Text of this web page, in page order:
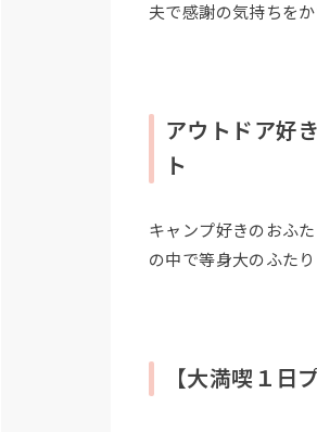
夫で感謝の気持ちをか
アウトドア好
ト
キャンプ好きのおふ
の中で等身大のふた
【大満喫１日